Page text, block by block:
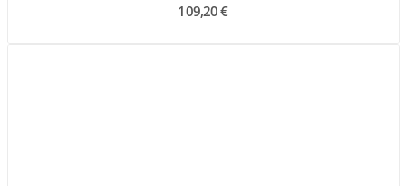
109,20 €